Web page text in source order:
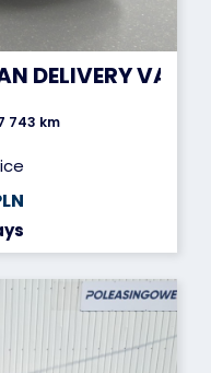
DELIVERY VAN
743 km